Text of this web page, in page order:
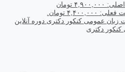
قیمت اصلی: ۴,۹۰۰,۰۰۰ تومان
۴,۴۰۰,۰۰۰ تومان.
دوره آنلاین
دکتری